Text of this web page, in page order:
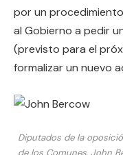
por un
al Gobierno a pedir
(previsto para el
formalizar un nuevo
Diputados de la
de los Comunes, John